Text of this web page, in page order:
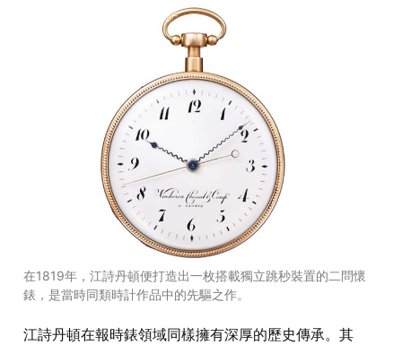
在1819年，江詩丹頓便打造出一枚搭載獨立跳秒裝置的二問懷
錶，是當時同類時計作品中的先驅之作。
江詩丹頓在報時錶領域同樣擁有深厚的歷史傳承。其